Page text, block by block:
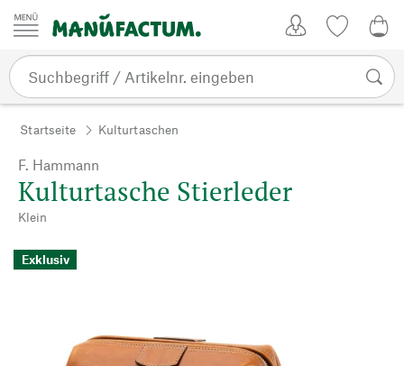
Zum Inhalt springen
Startseite Kulturtaschen
F. Hammann
Kulturtasche Stierleder
Klein
Exklusiv